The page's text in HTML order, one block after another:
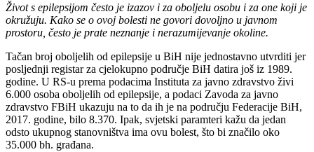
Život s epilepsijom često je izazov i za oboljelu osobu i za one koji je
okružuju. Kako se o ovoj bolesti ne govori dovoljno u javnom
prostoru, često je prate neznanje i nerazumijevanje okoline.
Tačan broj oboljelih od epilepsije u BiH nije jednostavno utvrditi jer
posljednji registar za cjelokupno područje BiH datira još iz 1989.
godine. U RS-u prema podacima Instituta za javno zdravstvo živi
6.000 osoba oboljelih od epilepsije, a podaci Zavoda za javno
zdravstvo FBiH ukazuju na to da ih je na području Federacije BiH,
2017. godine, bilo 8.370. Ipak, svjetski paramteri kažu da jedan
odsto ukupnog stanovništva ima ovu bolest, što bi značilo oko
35.000 bh. građana.